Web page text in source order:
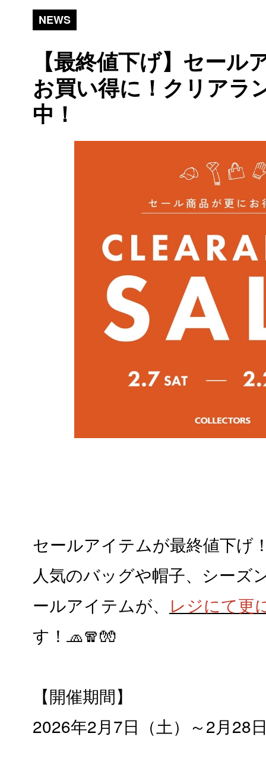
NEWS
【最終値下げ】セール
お買い得に！クリアラ
中！
セールアイテムが最終値下げ
人気のバッグや帽子、シーズ
ールアイテムが、 レジにて更
す！🧢🧣🧤
【開催期間】
2026年2月7日（土）～2月28